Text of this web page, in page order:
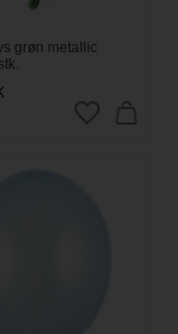
grøn metallic